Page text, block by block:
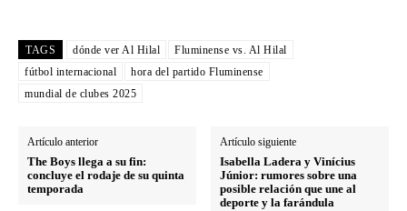
TAGS dónde ver Al Hilal
Fluminense vs. Al Hilal
fútbol internacional
hora del partido Fluminense
mundial de clubes 2025
Artículo anterior
The Boys llega a su fin:
concluye el rodaje de su quinta
temporada
Artículo siguiente
Isabella Ladera y Vinícius
Júnior: rumores sobre una
posible relación que une al
deporte y la farándula